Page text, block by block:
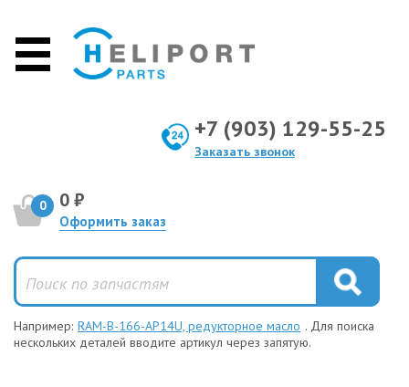
+7 (903) 129-55-25
Заказать звонок
0 0 ₽
Оформить заказ
Например: RAM-B-166-AP14U, редукторное масло . Для поиска
нескольких деталей вводите артикул через запятую.